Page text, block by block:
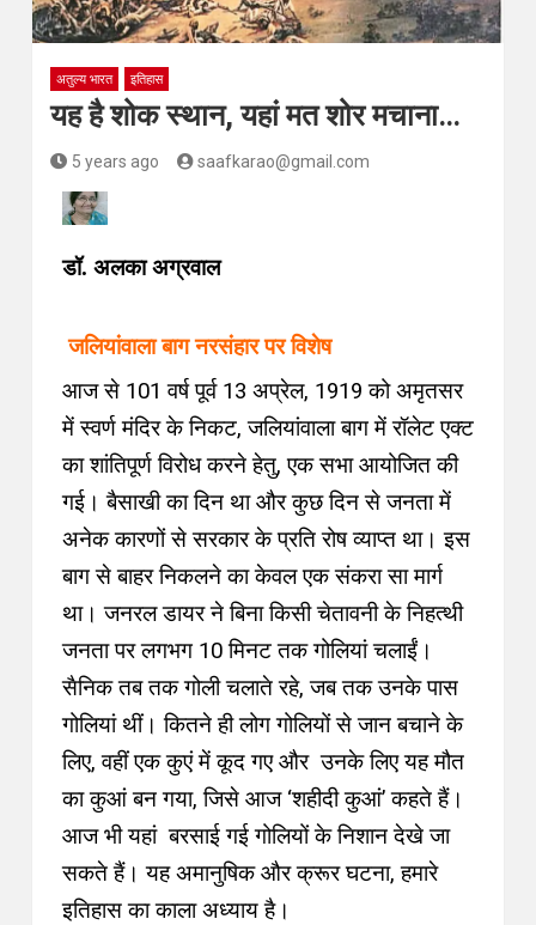
अतुल्य भारत इतिहास
यह है शोक स्थान, यहां मत शोर मचाना…
5 years ago saafkarao@gmail.com
डॉ. अलका अग्रवाल
जलियांवाला बाग नरसंहार पर विशेष
आज से 101 वर्ष पूर्व 13 अप्रेल, 1919 को अमृतसर
में स्वर्ण मंदिर के निकट, जलियांवाला बाग में रॉलेट एक्ट
का शांतिपूर्ण विरोध करने हेतु, एक सभा आयोजित की
गई। बैसाखी का दिन था और कुछ दिन से जनता में
अनेक कारणों से सरकार के प्रति रोष व्याप्त था। इस
बाग से बाहर निकलने का केवल एक संकरा सा मार्ग
था। जनरल डायर ने बिना किसी चेतावनी के निहत्थी
जनता पर लगभग 10 मिनट तक गोलियां चलाईं।
सैनिक तब तक गोली चलाते रहे, जब तक उनके पास
गोलियां थीं। कितने ही लोग गोलियों से जान बचाने के
लिए, वहीं एक कुएं में कूद गए और उनके लिए यह मौत
का कुआं बन गया, जिसे आज ‘शहीदी कुआं’ कहते हैं।
आज भी यहां बरसाई गई गोलियों के निशान देखे जा
सकते हैं। यह अमानुषिक और क्रूर घटना, हमारे
इतिहास का काला अध्याय है।